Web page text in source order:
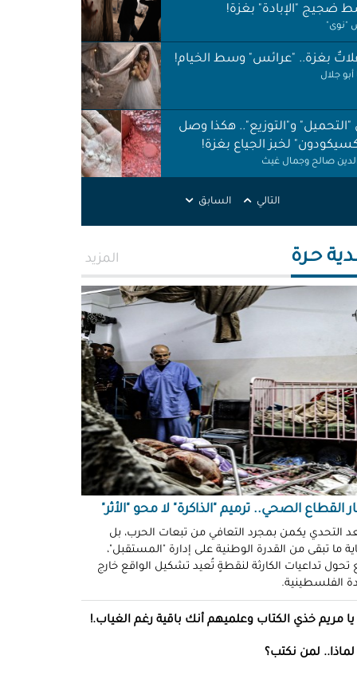
ضجيج "الإبادة" بغزة!
"نوى"
بغزة.. "عرائس" وسط الخيام!
جلال
"التحميل" و"التوزيع".. هكذا وصل
لخبز الجياع بغزة!
الدين صالح وجمال غيث
نظافة في الظل.. لا حقوق ولا
غزة قنابل موقوتة.. خَرابٌ نَخَر
والتربة!
الله التركماني ورشا فرحات
وضحكوا".. انتهاكات جنسية
في سجون "إسرائيل"!
طولكرم بين وعود الإغاثة وواقع
سلامة
الشُّهود.. نهجٌ "إسرائيلي"
من العقاب!
توفيق
"الشبح" بغزة.. هويّات تُكشف
مرة!
قاتلة.. مضادات حيوية في قِطع
كريم"!
التالي السابق
حـرة المزيد
القطاع الصحي.. ترميم "الذاكرة" لا محو "الأثر"
التحدي يكمن بمجرد التعافي من تبعات الحرب، بل
ما تبقى من القدرة الوطنية على إدارة "المستقبل"،
تحول تداعيات الكارثة لنقطةٍ تُعيد تشكيل الواقع خارج
الفلسطينية.
يا مريم خذي الكتاب وعلميهم أنك باقية رغم الغياب.!
لماذا.. لمن نكتب؟